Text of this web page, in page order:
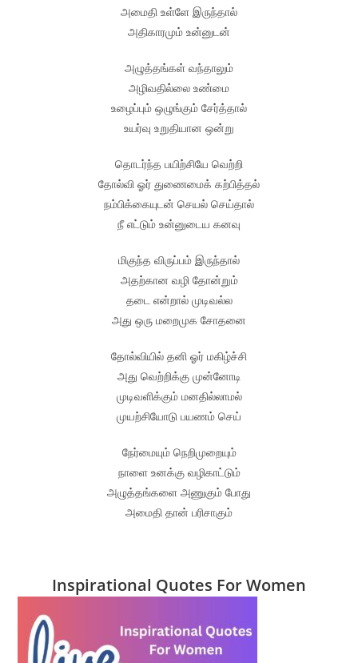
அமைதி உள்ளே இருந்தால்
அதிகாரமும் உன்னுடன்
அழுத்தங்கள் வந்தாலும்
அழிவதில்லை உண்மை
உழைப்பும் ஒழுங்கும் சேர்த்தால்
உயர்வு உறுதியான ஒன்று
தொடர்ந்த பயிற்சியே வெற்றி
தோல்வி ஓர் துணைமைக் கற்பித்தல்
நம்பிக்கையுடன் செயல் செய்தால்
நீ எட்டும் உன்னுடைய கனவு
மிகுந்த விருப்பம் இருந்தால்
அதற்கான வழி தோன்றும்
தடை என்றால் முடிவல்ல
அது ஒரு மறைமுக சோதனை
தோல்வியில் தனி ஓர் மகிழ்ச்சி
அது வெற்றிக்கு முன்னோடி
முடிவளிக்கும் மனதில்லாமல்
முயற்சியோடு பயணம் செய்
நேர்மையும் நெறிமுறையும்
நாளை உனக்கு வழிகாட்டும்
அழுத்தங்களை அணுகும் போது
அமைதி தான் பரிசாகும்
Inspirational Quotes For Women